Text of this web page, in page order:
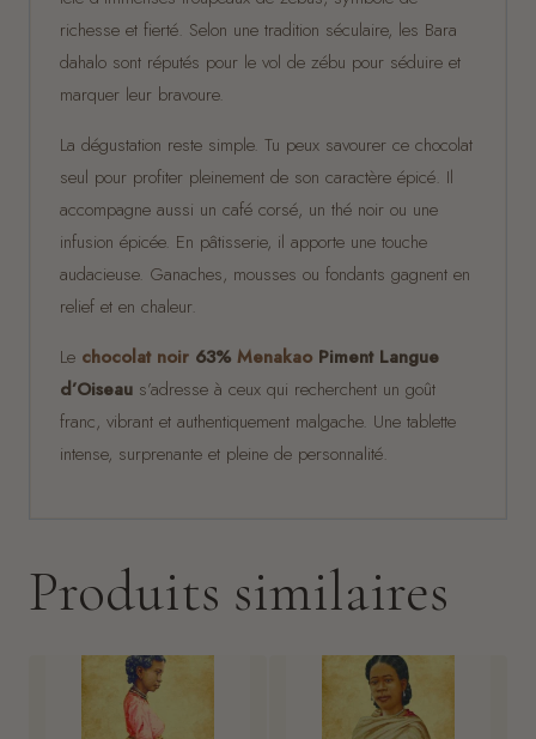
richesse et fierté. Selon une tradition séculaire, les Bara
dahalo sont réputés pour le vol de zébu pour séduire et
marquer leur bravoure.
La dégustation reste simple. Tu peux savourer ce chocolat
seul pour profiter pleinement de son caractère épicé. Il
accompagne aussi un café corsé, un thé noir ou une
infusion épicée. En pâtisserie, il apporte une touche
audacieuse. Ganaches, mousses ou fondants gagnent en
relief et en chaleur.
Le chocolat noir 63% Menakao Piment Langue
d’Oiseau s’adresse à ceux qui recherchent un goût
franc, vibrant et authentiquement malgache. Une tablette
intense, surprenante et pleine de personnalité.
Produits similaires